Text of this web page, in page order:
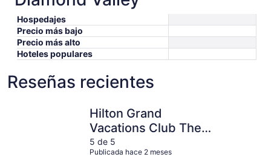
Hospedajes
Precio más bajo
Precio más alto
Hoteles populares
Reseñas recientes
Hilton Grand
Vacations Club The
Crane Barbados
5 de 5
Publicada hace 2 meses